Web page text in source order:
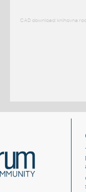
CAD download: knihovna